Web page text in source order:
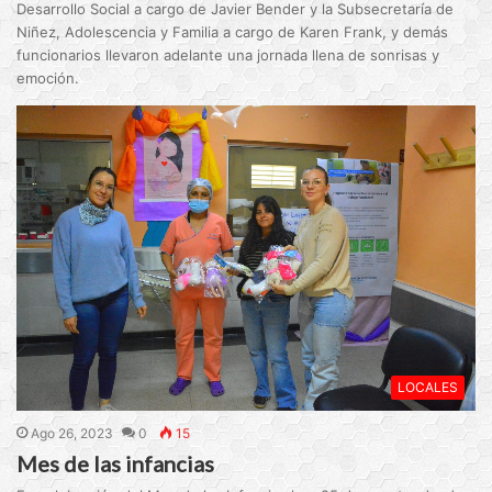
Desarrollo Social a cargo de Javier Bender y la Subsecretaría de
Niñez, Adolescencia y Familia a cargo de Karen Frank, y demás
funcionarios llevaron adelante una jornada llena de sonrisas y
emoción.
LOCALES
Ago 26, 2023 0 15
Mes de las infancias